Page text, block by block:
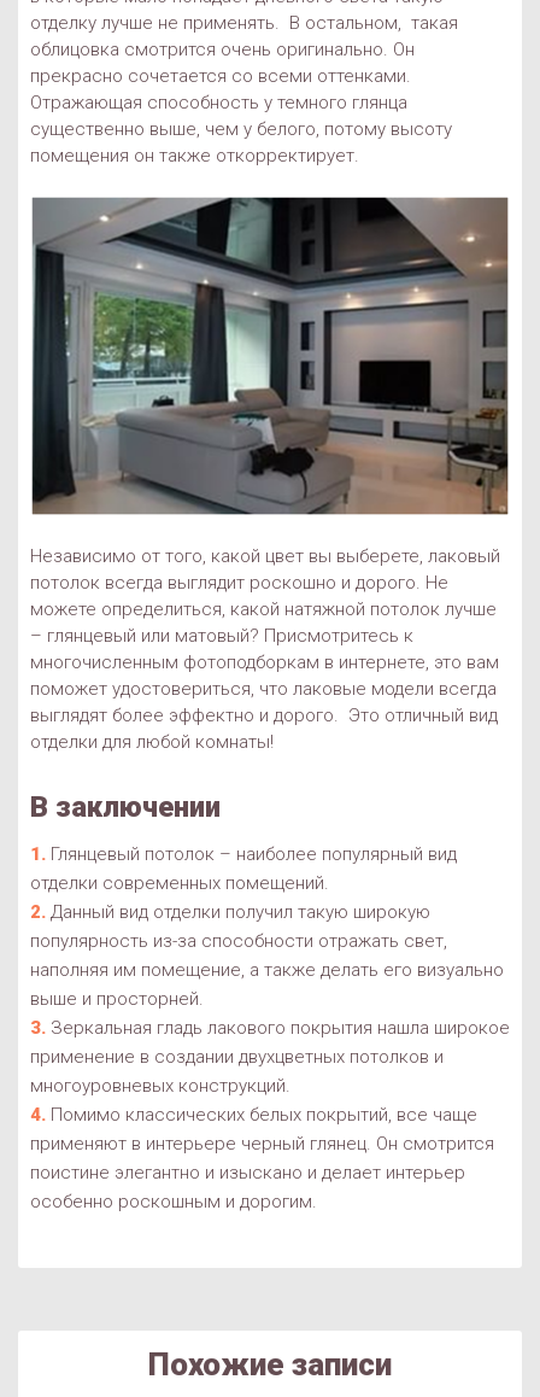
отделку лучше не применять. В остальном, такая
облицовка смотрится очень оригинально. Он
прекрасно сочетается со всеми оттенками.
Отражающая способность у темного глянца
существенно выше, чем у белого, потому высоту
помещения он также откорректирует.
Независимо от того, какой цвет вы выберете, лаковый
потолок всегда выглядит роскошно и дорого. Не
можете определиться, какой натяжной потолок лучше
– глянцевый или матовый? Присмотритесь к
многочисленным фотоподборкам в интернете, это вам
поможет удостовериться, что лаковые модели всегда
выглядят более эффектно и дорого. Это отличный вид
отделки для любой комнаты!
В заключении
Глянцевый потолок – наиболее популярный вид
отделки современных помещений.
Данный вид отделки получил такую широкую
популярность из-за способности отражать свет,
наполняя им помещение, а также делать его визуально
выше и просторней.
Зеркальная гладь лакового покрытия нашла широкое
применение в создании двухцветных потолков и
многоуровневых конструкций.
Помимо классических белых покрытий, все чаще
применяют в интерьере черный глянец. Он смотрится
поистине элегантно и изыскано и делает интерьер
особенно роскошным и дорогим.
Похожие записи